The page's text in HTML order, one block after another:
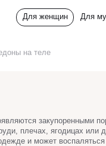
Для женщин Для
косметология
на теле
закупоренными
плечах, ягодицах или
и может